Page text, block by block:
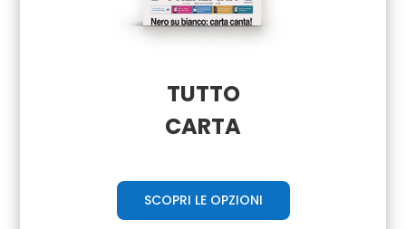
TUTTO
CARTA
SCOPRI LE OPZIONI